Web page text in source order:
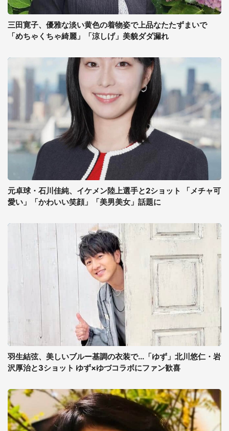
三田寛子、優雅な淡い黄色の着物姿で上品なたたずまいで
「めちゃくちゃ綺麗」「涼しげ」美貌ダダ漏れ
元卓球・石川佳純、イケメン陸上選手と2ショット 「メチャ可
愛い」「かわいい笑顔」「美男美女」話題に
羽生結弦、美しいブルー基調の衣装で...「ゆず」北川悠仁・岩
沢厚治と3ショット ゆず×ゆづコラボにファン歓喜